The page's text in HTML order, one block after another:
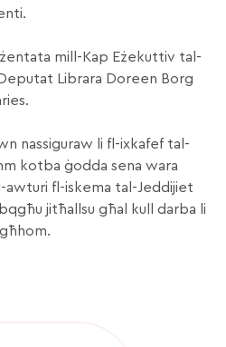
mill-Kap Eżekuttiv tal-
Librara Doreen Borg
nassiguraw li fl-ixkafef tal-
kotba ġodda sena wara
awturi fl-iskema tal-Jeddijiet
jitħallsu għal kull darba li